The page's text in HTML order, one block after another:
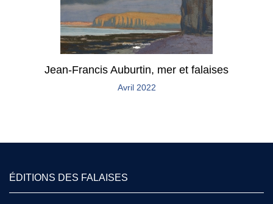
Jean-Francis Auburtin, mer et falaises
Avril 2022
ÉDITIONS DES FALAISES